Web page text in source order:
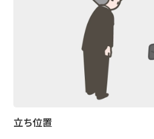
立ち位置